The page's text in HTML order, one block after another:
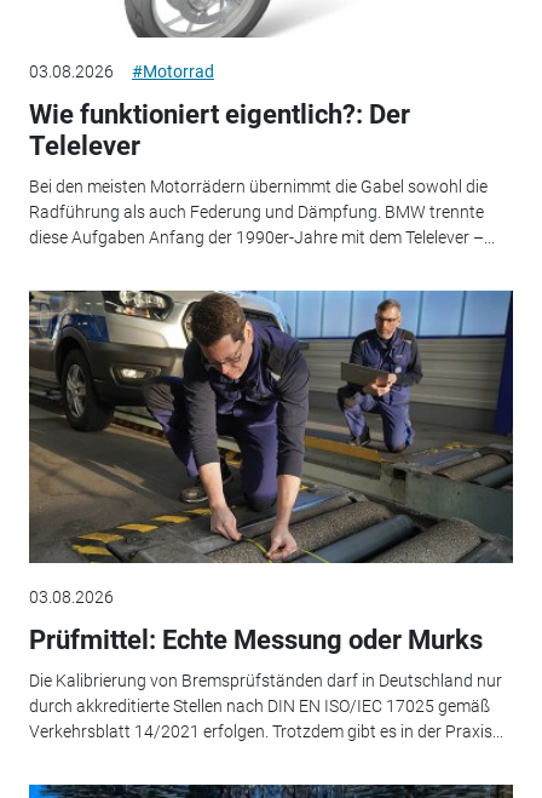
03.08.2026 #Motorrad
Wie funktioniert eigentlich?: Der
Telelever
Bei den meisten Motorrädern übernimmt die Gabel sowohl die
Radführung als auch Federung und Dämpfung. BMW trennte
diese Aufgaben Anfang der 1990er-Jahre mit dem Telelever –...
03.08.2026
Prüfmittel: Echte Messung oder Murks
Die Kalibrierung von Bremsprüfständen darf in Deutschland nur
durch akkreditierte Stellen nach DIN EN ISO/IEC 17025 gemäß
Verkehrsblatt 14/2021 erfolgen. Trotzdem gibt es in der Praxis...